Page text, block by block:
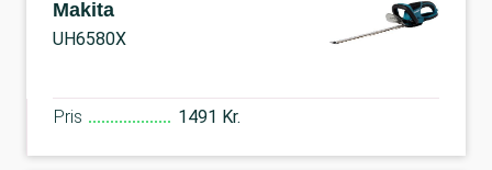
Makita
UH6580X
Pris 1491 Kr.